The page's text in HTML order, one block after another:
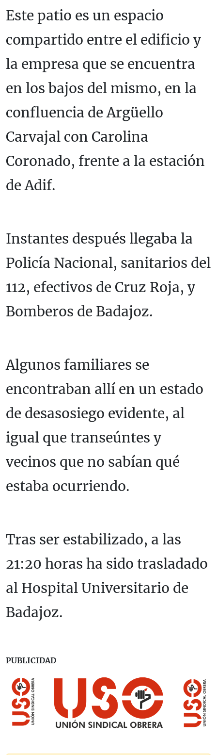
Este patio es un espacio
compartido entre el edificio y
la empresa que se encuentra
en los bajos del mismo, en la
confluencia de Argüello
Carvajal con Carolina
Coronado, frente a la estación
de Adif.
Instantes después llegaba la
Policía Nacional, sanitarios del
112, efectivos de Cruz Roja, y
Bomberos de Badajoz.
Algunos familiares se
encontraban allí en un estado
de desasosiego evidente, al
igual que transeúntes y
vecinos que no sabían qué
estaba ocurriendo.
Tras ser estabilizado, a las
21:20 horas ha sido trasladado
al Hospital Universitario de
Badajoz.
PUBLICIDAD